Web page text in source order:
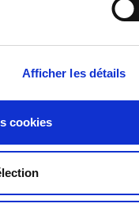
Afficher les détails
cookies